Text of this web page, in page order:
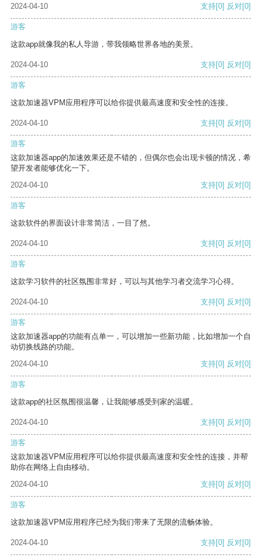
2024-04-10 支持[0] 反对[0]
游客
这款app就像我的私人导游，带我领略世界各地的美景。
2024-04-10 支持[0] 反对[0]
游客
这款加速器VPM应用程序可以给你提供最高速度和安全性的连接。
2024-04-10 支持[0] 反对[0]
游客
这款加速器app的加速效果还是不错的，但偶尔也会出现卡顿的情况，希
望开发者能够优化一下。
2024-04-10
支持[0] 反对[0]
游客
这款软件的界面设计非常简洁，一目了然。
2024-04-10 支持[0] 反对[0]
游客
这款学习软件的社区氛围非常好，可以与其他学习者交流学习心得。
2024-04-10 支持[0] 反对[0]
游客
这款加速器app的功能有点单一，可以增加一些新功能，比如增加一个自
动切换线路的功能。
2024-04-10
支持[0] 反对[0]
游客
这款app的社区氛围很温馨，让我能够感受到家的温暖。
2024-04-10 支持[0] 反对[0]
游客
这款加速器VPM应用程序可以给你提供最高速度和安全性的连接，并帮
助你在网络上自由移动。
2024-04-10
支持[0] 反对[0]
游客
这款加速器VPM应用程序已经为我们带来了无限的流畅体验。
2024-04-10 支持[0] 反对[0]